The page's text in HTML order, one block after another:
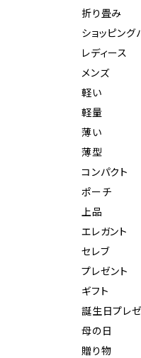
折り畳み
ショッピング
レディース
メンズ
軽い
軽量
薄い
薄型
コンパクト
ポーチ
上品
エレガント
セレブ
プレゼント
ギフト
誕生日プレ
母の日
贈り物